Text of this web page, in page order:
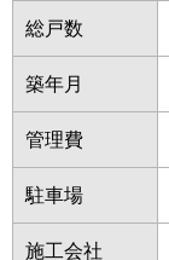
総戸数
築年月
管理費
駐車場
施工会社